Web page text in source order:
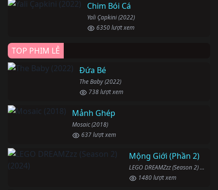
Chim Bói Cá
Yali Çapkini (2022)
6350 lượt xem
TOP PHIM LẺ
Đứa Bé
The Baby (2022)
738 lượt xem
Mảnh Ghép
Mosaic (2018)
637 lượt xem
Mộng Giới (Phần 2)
LEGO DREAMZzz (Season 2) (2024)
1480 lượt xem